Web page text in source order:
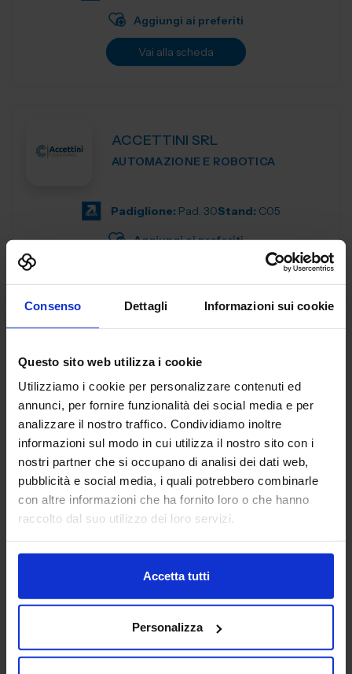
Consenso Dettagli Informazioni sui cookie
Questo sito web utilizza i cookie
Utilizziamo i cookie per personalizzare contenuti ed
annunci, per fornire funzionalità dei social media e per
analizzare il nostro traffico. Condividiamo inoltre
informazioni sul modo in cui utilizza il nostro sito con i
nostri partner che si occupano di analisi dei dati web,
pubblicità e social media, i quali potrebbero combinarle
con altre informazioni che ha fornito loro o che hanno
raccolto dal suo utilizzo dei loro servizi.
Accetta tutti
Personalizza
Aggiungi ai preferiti
Vai alla scheda
ACCETTINI SRL
AUTOMAZIONE E ROBOTICA
Padiglione: Pad. 30Stand: C05
Aggiungi ai preferiti
ITALIANA DI AUTOMAZIONE
MECCATRONICA
AUTOMAZIONE E ROBOTICA
L’Associazione Italiana di Automazione Meccatronica
(AIdAM) è stata fondata nell’aprile del 1999 per
rappresentare l’innovativo comparto industriale della
Meccatronica. La...
Padiglione: Pad. 30Stand:
Vai alla scheda
AIGNEP SPA